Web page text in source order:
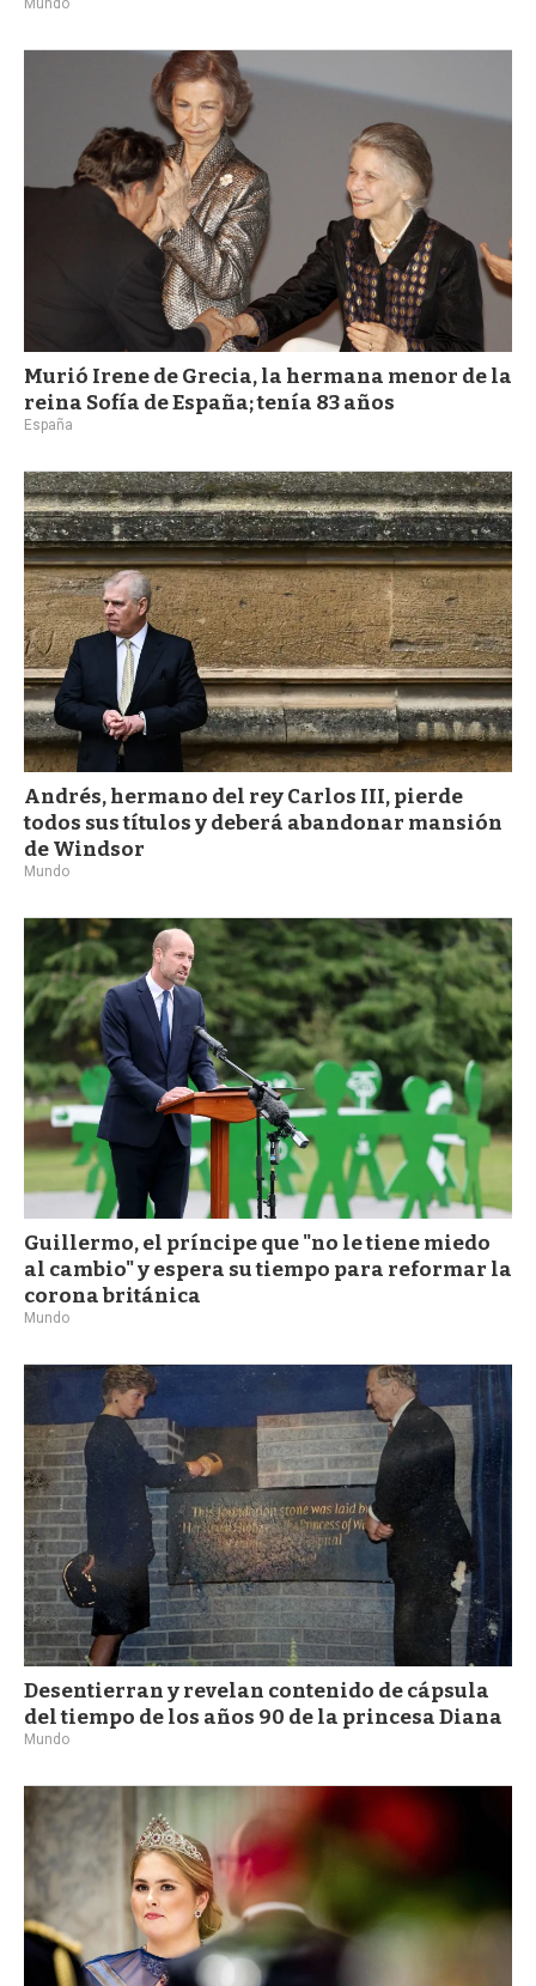
Mundo
Murió Irene de Grecia, la hermana menor de la
reina Sofía de España; tenía 83 años
España
Andrés, hermano del rey Carlos III, pierde
todos sus títulos y deberá abandonar mansión
de Windsor
Mundo
Guillermo, el príncipe que "no le tiene miedo
al cambio" y espera su tiempo para reformar la
corona británica
Mundo
Desentierran y revelan contenido de cápsula
del tiempo de los años 90 de la princesa Diana
Mundo